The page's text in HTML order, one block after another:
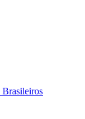
Brasileiros